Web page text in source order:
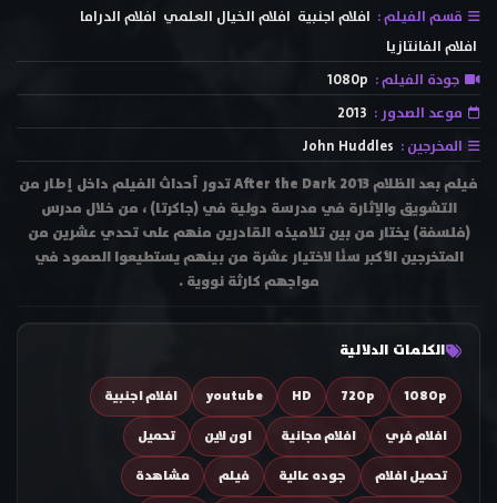
قسم الفيلم : افلام اجنبية افلام الخيال العلمي افلام الدراما
افلام الفانتازيا
جودة الفيلم : 1080p
موعد الصدور : 2013
المخرجين : John Huddles
فيلم بعد الظلام After the Dark 2013 تدور أحداث الفيلم داخل إطار من
التشويق والإثارة في مدرسة دولية في (جاكرتا) ، من خلال مدرس
(فلسفة) يختار من بين تلاميذه القادرين منهم على تحدي عشرين من
المتخرجين الأكبر سنًا لاختيار عشرة من بينهم يستطيعوا الصمود في
مواجهم كارثة نووية .
الكلمات الدلالية
1080p
720p
HD
youtube
افلام اجنبية
افلام فري
افلام مجانية اون لاين
تحميل
تحميل افلام
جوده عالية فيلم
مشاهدة